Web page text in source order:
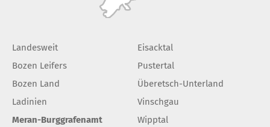
Landesweit
Bozen Leifers
Bozen Land
Ladinien
Meran-Burggrafenamt
Eisacktal
Pustertal
Überetsch-Unterland
Vinschgau
Wipptal